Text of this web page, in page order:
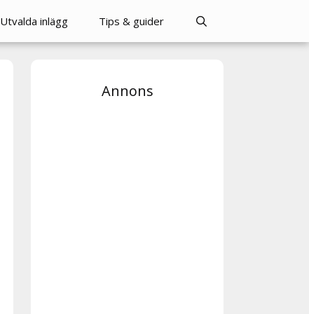
Utvalda inlägg Tips & guider
Annons